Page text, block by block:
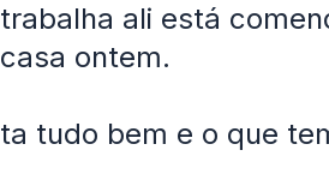
trabalha ali está
casa ontem.
ta tudo bem e o que